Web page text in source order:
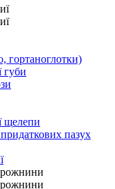
гортаноглотки)
губи
щелепи
пазух